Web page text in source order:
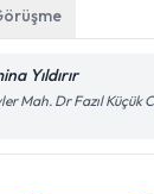
Yıldırır
Mah. Dr Fazıl Küçük